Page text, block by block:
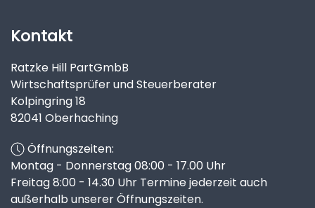
Kontakt
Ratzke Hill PartGmbB
Wirtschaftsprüfer und Steuerberater
Kolpingring 18
82041 Oberhaching
Öffnungszeiten:
Montag - Donnerstag 08:00 - 17.00 Uhr
Freitag 8:00 - 14.30 Uhr Termine jederzeit auch
außerhalb unserer Öffnungszeiten.